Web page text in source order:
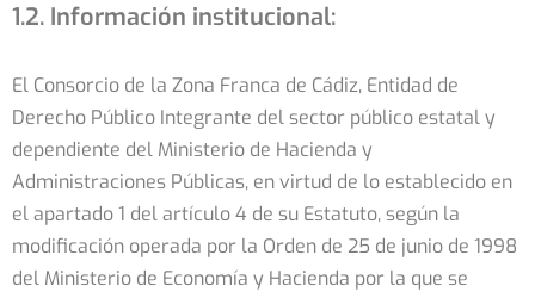
1.2. Información institucional:
El Consorcio de la Zona Franca de Cádiz, Entidad de
Derecho Público Integrante del sector público estatal y
dependiente del Ministerio de Hacienda y
Administraciones Públicas, en virtud de lo establecido en
el apartado 1 del artículo 4 de su Estatuto, según la
modificación operada por la Orden de 25 de junio de 1998
del Ministerio de Economía y Hacienda por la que se